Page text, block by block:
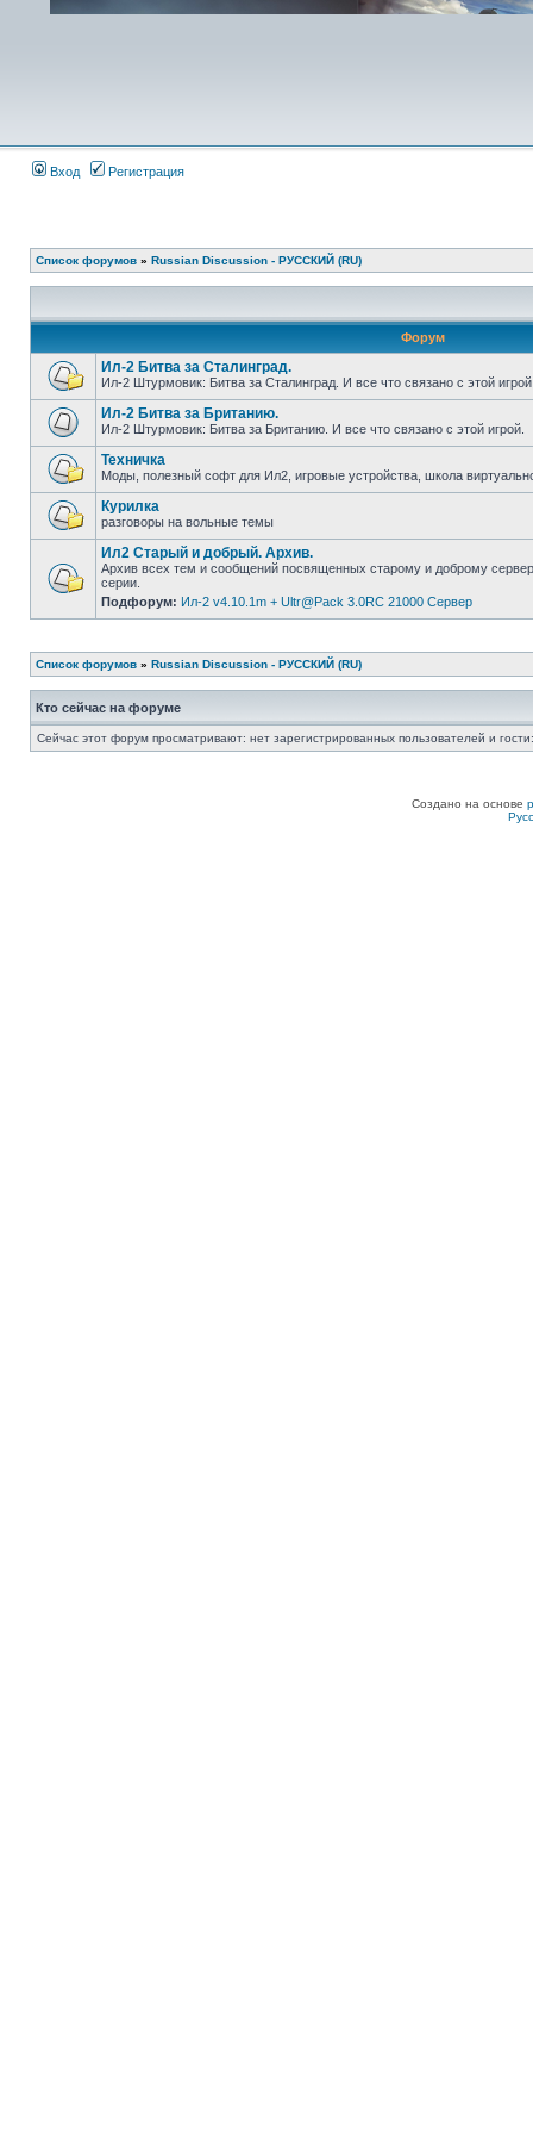
Вход Регистрация
Список форумов » Russian Discussion - РУССКИЙ (RU)
Форум
Ил-2 Битва за Сталинград.
Ил-2 Штурмовик: Битва за Сталинград. И все что связано с этой
Ил-2 Битва за Британию.
Ил-2 Штурмовик: Битва за Британию. И все что связано с этой игрой.
Техничка
Моды, полезный софт для Ил2, игровые устройства, школа
Курилка
разговоры на вольные темы
Ил2 Старый и добрый. Архив.
Архив всех тем и сообщений посвященных старому и доброму
серии.
Подфорум: Ил-2 v4.10.1m + Ultr@Pack 3.0RC 21000 Сервер
Список форумов » Russian Discussion - РУССКИЙ (RU)
Кто сейчас на форуме
Сейчас этот форум просматривают: нет зарегистрированных пользователей и
Создано на основе